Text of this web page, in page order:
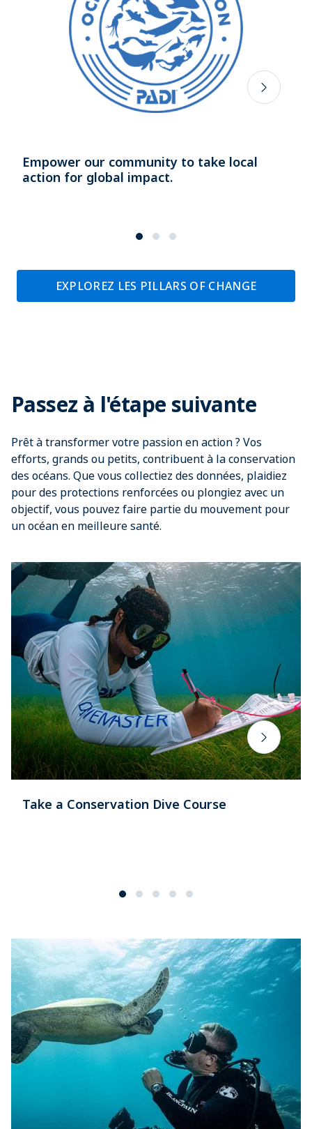
Empower our community to take local
action for global impact.
EXPLOREZ LES PILLARS OF CHANGE
Passez à l'étape suivante
Prêt à transformer votre passion en action ? Vos
efforts, grands ou petits, contribuent à la conservation
des océans. Que vous collectiez des données, plaidiez
pour des protections renforcées ou plongiez avec un
objectif, vous pouvez faire partie du mouvement pour
un océan en meilleure santé.
Take a Conservation Dive Course